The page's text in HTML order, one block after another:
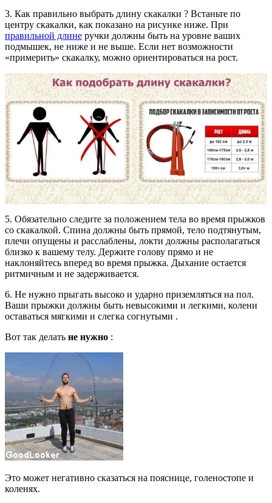
3. Как правильно выбрать длину скакалки ? Встаньте по
центру скакалки, как показано на рисунке ниже. При
правильной длине ручки должны быть на уровне ваших
подмышек, не ниже и не выше. Если нет возможности
«примерить» скакалку, можно ориентироваться на рост.
5. Обязательно следите за положением тела во время прыжков
со скакалкой. Спина должны быть прямой, тело подтянутым,
плечи опущены и расслаблены, локти должны располагаться
близко к вашему телу. Держите голову прямо и не
наклоняйтесь вперед во время прыжка. Дыхание остается
ритмичным и не задерживается.
6. Не нужно прыгать высоко и ударно приземляться на пол.
Ваши прыжки должны быть невысокими и легкими, колени
оставаться мягкими и слегка согнутыми .
Вот так делать не нужно :
Это может негативно сказаться на пояснице, голеностопе и
коленях.